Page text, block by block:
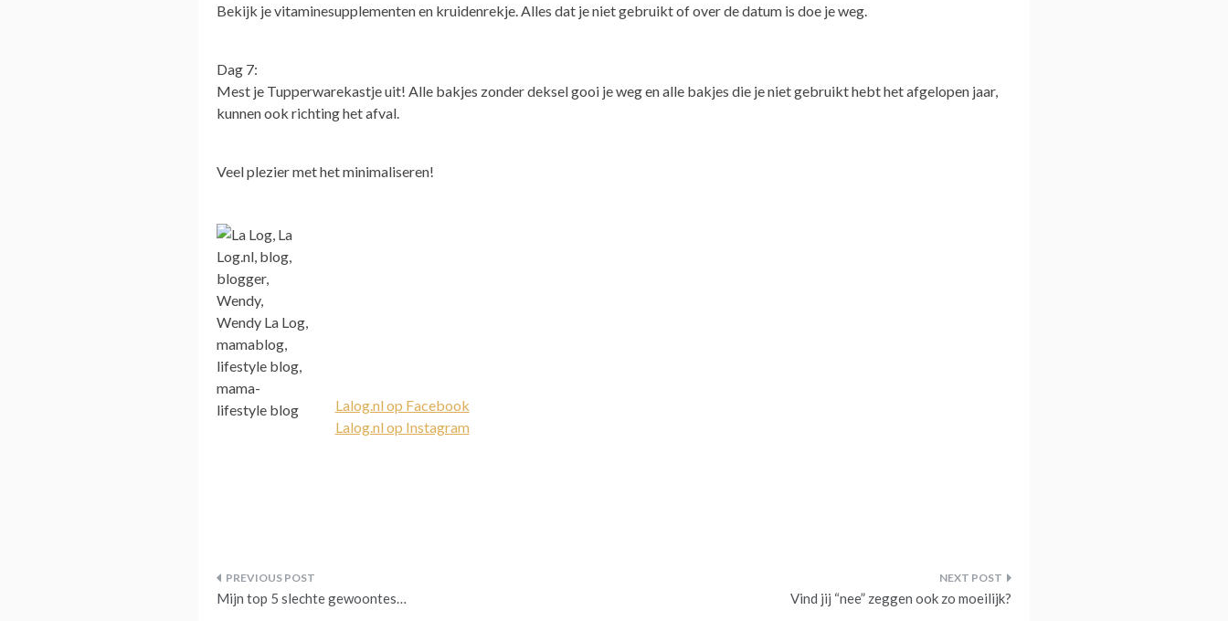
Bekijk je vitaminesupplementen en kruidenrekje. Alles dat je niet gebruikt of over de datum is doe je weg.
Dag 7:
Mest je Tupperwarekastje uit! Alle bakjes zonder deksel gooi je weg en alle bakjes die je niet gebruikt hebt het afgelopen jaar,
kunnen ook richting het afval.
Veel plezier met het minimaliseren!
Lalog.nl op Facebook
Lalog.nl op Instagram
Bericht
Mijn top 5 slechte gewoontes… Vind jij “nee” zeggen ook zo moeilijk?